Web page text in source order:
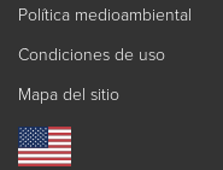
Política medioambiental
Condiciones de uso
Mapa del sitio